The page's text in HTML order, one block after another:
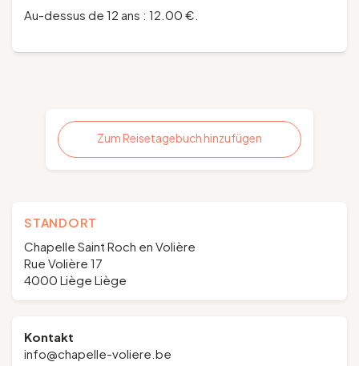
Au-dessus de 12 ans : 12.00 €.
Zum Reisetagebuch hinzufügen
STANDORT
Chapelle Saint Roch en Volière
Rue Volière 17
4000 Liège Liège
Kontakt
info@chapelle-voliere.be